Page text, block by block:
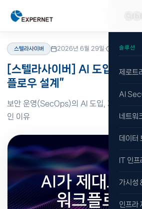
솔루션
제로트
AI
네트워
데이터
IT 인
가시성
인프라
스텔라사이버 2026년 6월 29일· 읽기 1분
[스텔라사이버] AI 도입보다
플로우 설계”
보안 운영(SecOps)의 AI 도입, 기술보다 ‘
인 이유